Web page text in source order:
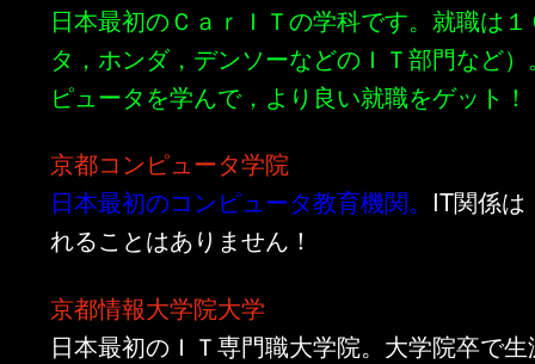
日本最初のＣａｒＩＴの学科です。就職は
タ，ホンダ，デンソーなどのＩＴ部門など
ピュータを学んで，より良い就職をゲット！
京都コンピュータ学院
日本最初のコンピュータ教育機関。 IT関係は
れることはありません！
京都情報大学院大学
日本最初のＩＴ専門職大学院。大学院卒で